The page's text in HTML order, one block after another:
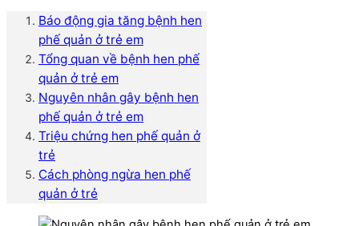
Báo động gia tăng bệnh hen
phế quản ở trẻ em
Tổng quan về bệnh hen phế
quản ở trẻ em
Nguyên nhân gây bệnh hen
phế quản ở trẻ em
Triệu chứng hen phế quản ở
trẻ
Cách phòng ngừa hen phế
quản ở trẻ